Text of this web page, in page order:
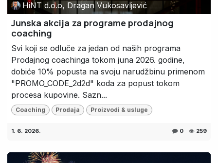
HiNT d.o.o, Dragan Vukosavljević
Junska akcija za programe prodajnog
coaching
Svi koji se odluče za jedan od naših programa
Prodajnog coachinga tokom juna 2026. godine,
dobiće 10% popusta na svoju narudžbinu primenom
"PROMO_CODE_2d2d" koda za popust tokom
procesa kupovine. Sazn...
Coaching Prodaja Proizvodi & usluge
1. 6. 2026. 0 259